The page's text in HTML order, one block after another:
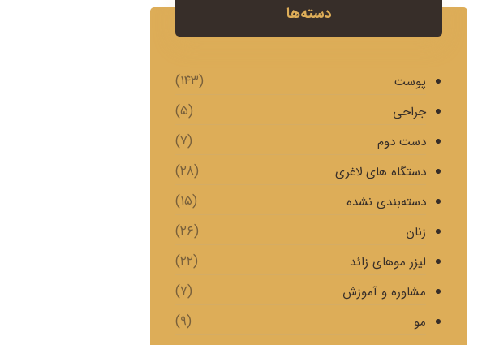
دسته‌ها
پوست (۱۴۳)
جراحی (۵)
دست دوم (۷)
دستگاه های لاغری (۲۸)
دسته‌بندی نشده (۱۵)
زنان (۲۶)
لیزر موهای زائد (۲۲)
مشاوره و آموزش (۷)
مو (۹)